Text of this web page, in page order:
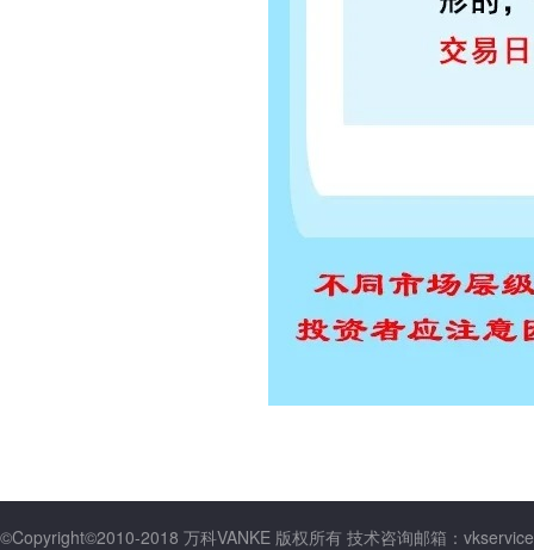
©Copyright©2010-2018 万科VANKE 版权所有 技术咨询邮箱：